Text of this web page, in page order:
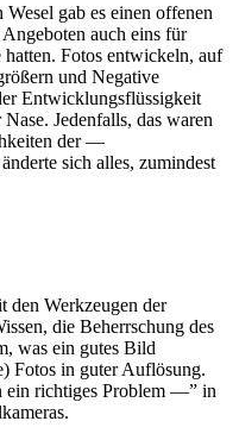
gab es einen offenen
auch eins für
Fotos entwickeln, auf
und Negative
Entwicklungsflüssigkeit
Jedenfalls, das waren
der —
sich alles, zumindest
den Werkzeugen der
die Beherrschung des
was ein gutes Bild
Fotos in guter Auflösung.
ein richtiges Problem —” in